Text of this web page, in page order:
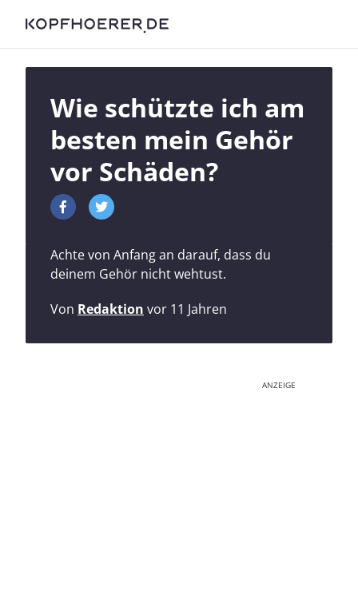
Wie schützte ich am
besten mein Gehör
vor Schäden?
Achte von Anfang an darauf, dass du
deinem Gehör nicht wehtust.
Von Redaktion vor 11 Jahren
ANZEIGE